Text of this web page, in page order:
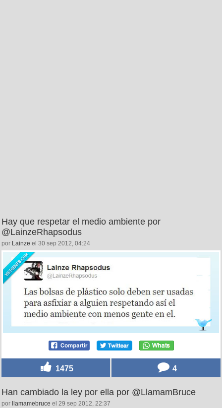
Hay que respetar el medio ambiente por
@LainzeRhapsodus
por Lainze el 30 sep 2012, 04:24
1475 4
Han cambiado la ley por ella por @LlamamBruce
por llamamebruce el 29 sep 2012, 22:37